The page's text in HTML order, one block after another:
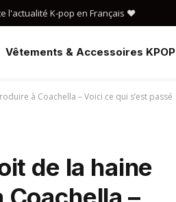
l'actualité K-pop en Français ❤️
Vêtements & Accessoires KPOP
à Coachella – Voici ce qui s’est passé
de la haine